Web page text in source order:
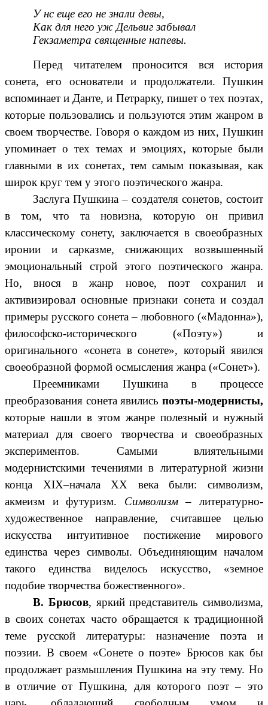
У нс еще его не знали девы,
Как для него уж Дельвиг забывал
Гекзаметра священные напевы.
Перед читателем проносится вся история
сонета, его основатели и продолжатели. Пушкин
вспоминает и Данте, и Петрарку, пишет о тех поэтах,
которые пользовались и пользуются этим жанром в
своем творчестве. Говоря о каждом из них, Пушкин
упоминает о тех темах и эмоциях, которые были
главными в их сонетах, тем самым показывая, как
широк круг тем у этого поэтического жанра.
Заслуга Пушкина – создателя сонетов, состоит
в том, что та новизна, которую он привил
классическому сонету, заключается в своеобразных
иронии и сарказме, снижающих возвышенный
эмоциональный строй этого поэтического жанра.
Но, внося в жанр новое, поэт сохранил и
активизировал основные признаки сонета и создал
примеры русского сонета – любовного («Мадонна»),
философско-исторического («Поэту») и
оригинального «сонета в сонете», который явился
своеобразной формой осмысления жанра («Сонет»).
Преемниками Пушкина в процессе
преобразования сонета явились поэты-модернисты,
которые нашли в этом жанре полезный и нужный
материал для своего творчества и своеобразных
экспериментов. Самыми влиятельными
модернистскими течениями в литературной жизни
конца XIX–начала XX века были: символизм,
акмеизм и футуризм. Символизм– литературно-
художественное направление, считавшее целью
искусства интуитивное постижение мирового
единства через символы. Объединяющим началом
такого единства виделось искусство, «земное
подобие творчества божественного».
В. Брюсов, яркий представитель символизма,
в своих сонетах часто обращается к традиционной
теме русской литературы: назначение поэта и
поэзии. В своем «Сонете о поэте» Брюсов как бы
продолжает размышления Пушкина на эту тему. Но
в отличие от Пушкина, для которого поэт – это